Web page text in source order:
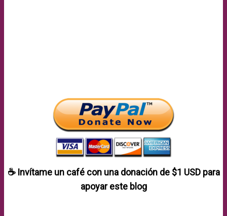
☕ Invítame un café con una donación de $1 USDpara
apoyar este blog